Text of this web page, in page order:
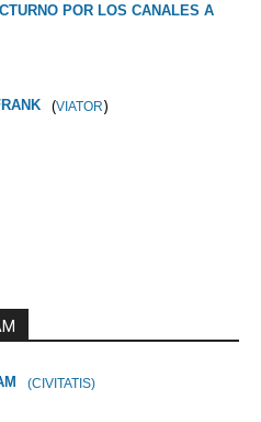
POR LOS CANALES A
(VIATOR)
(CIVITATIS)